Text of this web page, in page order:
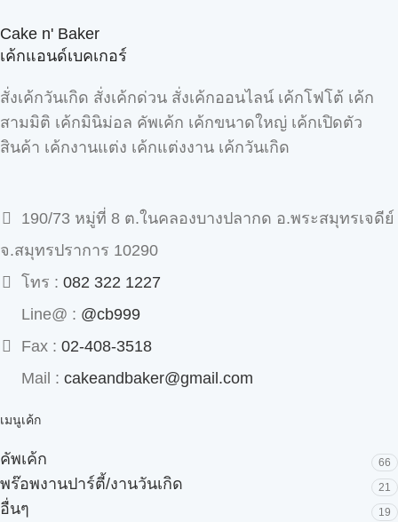
Cake n' Baker
เค้กแอนด์เบคเกอร์
สั่งเค้กวันเกิด สั่งเค้กด่วน สั่งเค้กออนไลน์ เค้กโฟโต้ เค้ก
สามมิติ เค้กมินิม่อล คัพเค้ก เค้กขนาดใหญ่ เค้กเปิดตัว
สินค้า เค้กงานแต่ง เค้กแต่งงาน เค้กวันเกิด
190/73 หมู่ที่ 8 ต.ในคลองบางปลากด อ.พระสมุทรเจดีย์
จ.สมุทรปราการ 10290
โทร : 082 322 1227
Line@ : @cb999
Fax : 02-408-3518
Mail : cakeandbaker@gmail.com
เมนูเค้ก
คัพเค้ก 66
พร๊อพงานปาร์ตี้/งานวันเกิด 21
อื่นๆ 19